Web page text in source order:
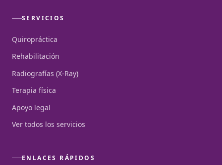
SERVICIOS
Quiropráctica
Rehabilitación
Radiografías (X-Ray)
Terapia física
Apoyo legal
Ver todos los servicios
ENLACES RÁPIDOS